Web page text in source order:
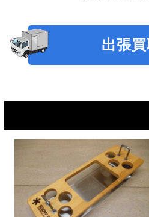
出張